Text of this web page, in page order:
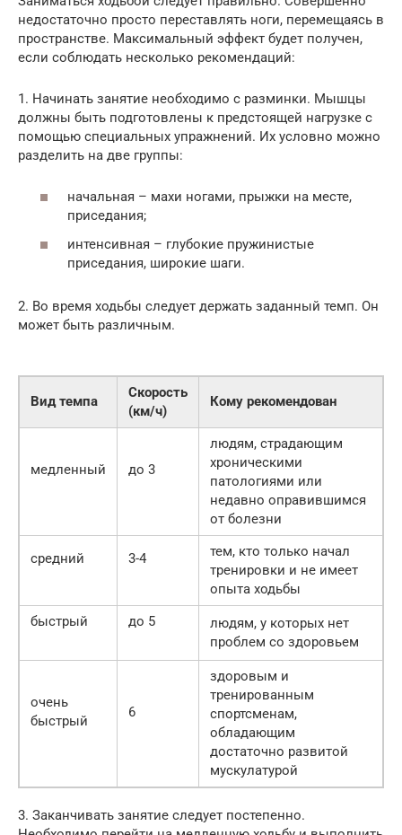
недостаточно просто переставлять ноги, перемещаясь в
пространстве. Максимальный эффект будет получен,
если соблюдать несколько рекомендаций:
1. Начинать занятие необходимо с разминки. Мышцы
должны быть подготовлены к предстоящей нагрузке с
помощью специальных упражнений. Их условно можно
разделить на две группы:
начальная – махи ногами, прыжки на месте,
приседания;
интенсивная – глубокие пружинистые
приседания, широкие шаги.
2. Во время ходьбы следует держать заданный темп. Он
может быть различным.
Вид темпа
Скорость
(км/ч)
Кому рекомендован
медленный до 3
людям, страдающим
хроническими
патологиями или
недавно оправившимся
от болезни
средний 3-4
тем, кто только начал
тренировки и не имеет
опыта ходьбы
быстрый
до 5
людям, у которых нет
проблем со здоровьем
очень
быстрый
6
здоровым и
тренированным
спортсменам,
обладающим
достаточно развитой
мускулатурой
3. Заканчивать занятие следует постепенно.